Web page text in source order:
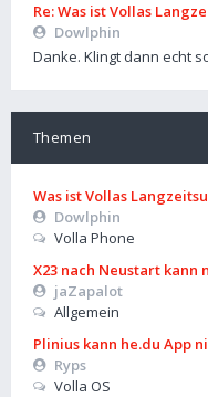
Re: Was ist Vollas
Dowlphin
Danke. Klingt dann echt
Themen
Was ist Vollas
Dowlphin
Volla Phone
X23 nach Neustart
jaZapalot
Allgemein
Plinius kann he.du App
Ryps
Volla OS